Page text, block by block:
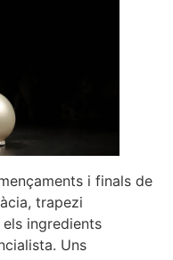
i finals de
trapezi
ingredients
Uns